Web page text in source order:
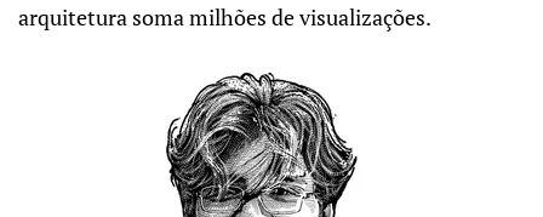
arquitetura soma milhões de visualizações.